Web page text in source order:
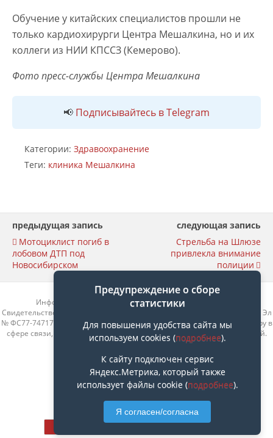
Обучение у китайских специалистов прошли не
только кардиохирурги Центра Мешалкина, но и их
коллеги из НИИ КПССЗ (Кемерово).
Фото пресс-службы Центра Мешалкина
📢 Подписывайтесь в Telegram
Категории: Здравоохранение
Теги: клиника Мешалкина
предыдущая запись
Мотоциклист погиб в
лобовом ДТП под
Новосибирском
следующая запись
Стрельба на Шлюзе
привлекла внимание
полиции
Информационный портал «Родные берега» rberega.info
Свидетельство о регистрации сетевого издания «Родные берега. НСК»: Эл
№ ФС77-74717 от 11.01.2019 г., выдано Федеральной службой по надзору в
сфере связи, информационных технологий и массовых коммуникаций.
Учредитель ООО «СовИнформ».
Главный редактор Байжанов Ерлан Омарович
Предупреждение о сборе
статистики
Для повышения удобства сайта мы
используем cookies (подробнее).
К сайту подключен сервис
Яндекс.Метрика, который также
использует файлы cookie (подробнее).
Я согласен/согласна
Мобильн. Компьютерная